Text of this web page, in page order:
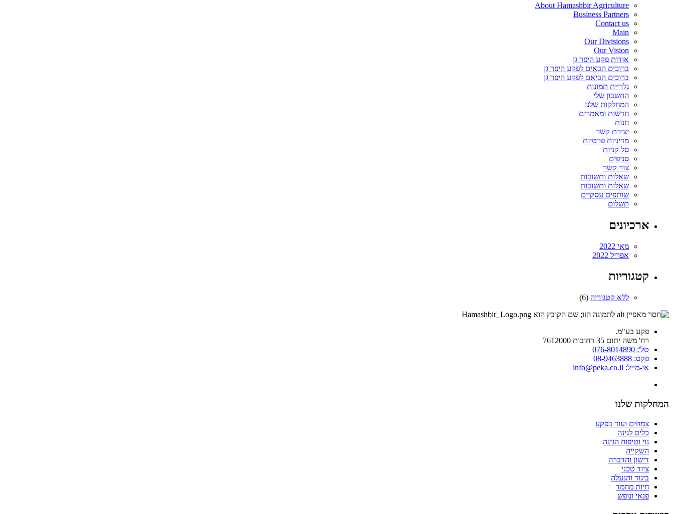
About Hamashbir Agriculture
Business Partners
Contact us
Main
Our Divisions
Our Vision
אודות פקע היפר גן
ברוכים הבאים לפקע היפר גן
ברוכים הביאם לפקע היפר גן
גלריית תמונות
החשבון שלי
המחלקות שלנו
חדשות ומאמרים
חנות
יצירת קשר
מדיניות פרטיות
סל קניות
סניפים
צור קשר
שאלות ותשובות
שאלות ותשובות
שותפים עסקיים
תשלום
ארכיונים
מאי 2022
אפריל 2022
קטגוריות
ללא קטגוריה (6)
פקע בע"מ.
רח' משה יתום 35 רחובות 7612000
טל': 076-8014890
פקס: 08-9463888
אי-מייל: info@peka.co.il
המחלקות שלנו
צמחים ועוד בפקע
כלים לגינה
נוי וטיפוח הגינה
השקייה
דישון והדברה
ציוד טכני
ביגוד והנעלה
חיות מחמד
פנאי ונופש